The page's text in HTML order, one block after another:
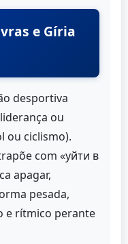
e Gíria
desportiva
ou
ou ciclismo).
com «уйти в
apagar,
pesada,
e rítmico perante